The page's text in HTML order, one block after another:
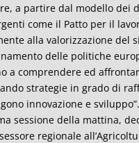
a partire dal modello dei
come il Patto per il
alla valorizzazione del
delle politiche
a comprendere ed
strategie in grado di
innovazione e sviluppo”.
sessione della mattina,
regionale